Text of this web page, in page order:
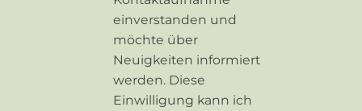
einverstanden und
möchte über
Neuigkeiten informiert
werden. Diese
Einwilligung kann ich